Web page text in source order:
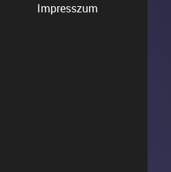
Impresszum